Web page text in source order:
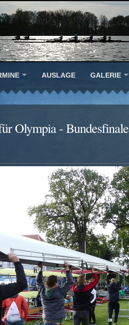
AUSLAGE GALERIE
Olympia -